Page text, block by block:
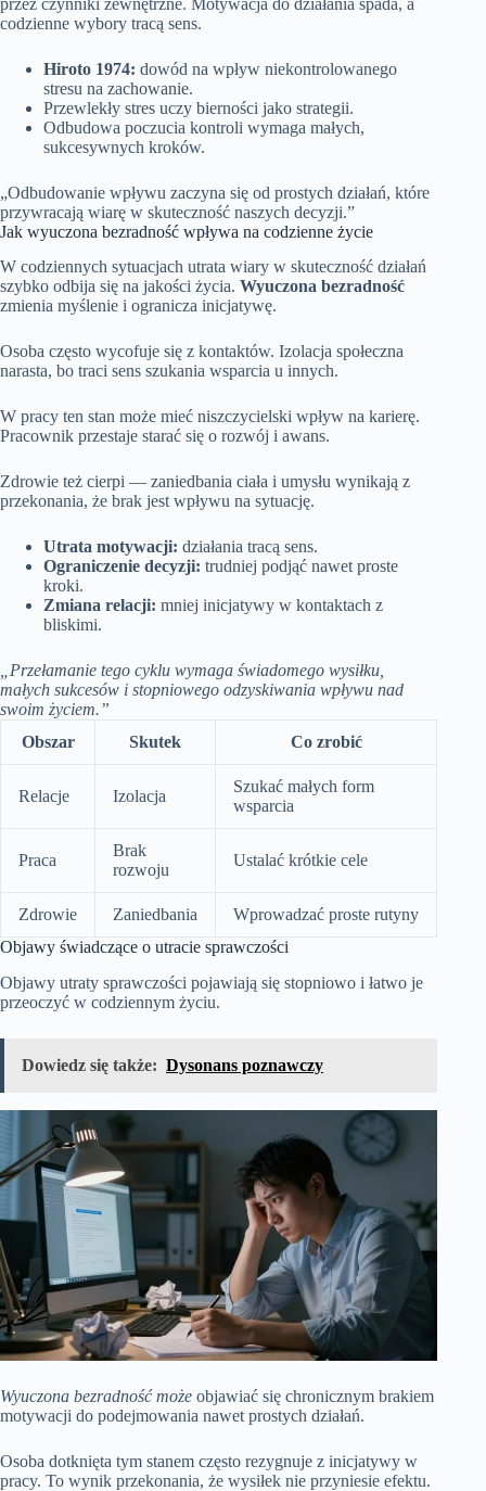
codzienne wybory tracą sens.
Hiroto 1974: dowód na wpływ niekontrolowanego
stresu na zachowanie.
Przewlekły stres uczy bierności jako strategii.
Odbudowa poczucia kontroli wymaga małych,
sukcesywnych kroków.
„Odbudowanie wpływu zaczyna się od prostych działań, które
przywracają wiarę w skuteczność naszych decyzji.”
Jak wyuczona bezradność wpływa na codzienne życie
W codziennych sytuacjach utrata wiary w skuteczność działań
szybko odbija się na jakości życia. Wyuczona bezradność
zmienia myślenie i ogranicza inicjatywę.
Osoba często wycofuje się z kontaktów. Izolacja społeczna
narasta, bo traci sens szukania wsparcia u innych.
W pracy ten stan może mieć niszczycielski wpływ na karierę.
Pracownik przestaje starać się o rozwój i awans.
Zdrowie też cierpi — zaniedbania ciała i umysłu wynikają z
przekonania, że brak jest wpływu na sytuację.
Utrata motywacji: działania tracą sens.
Ograniczenie decyzji: trudniej podjąć nawet proste
kroki.
Zmiana relacji: mniej inicjatywy w kontaktach z
bliskimi.
„Przełamanie tego cyklu wymaga świadomego wysiłku,
małych sukcesów i stopniowego odzyskiwania wpływu nad
swoim życiem.”
Obszar
Skutek Co zrobić
Relacje Izolacja
Szukać małych form
wsparcia
Praca
Brak
rozwoju
Ustalać krótkie cele
Zdrowie Zaniedbania
Wprowadzać proste rutyny
Objawy świadczące o utracie sprawczości
Objawy utraty sprawczości pojawiają się stopniowo i łatwo je
przeoczyć w codziennym życiu.
Dowiedz się także: Dysonans poznawczy
Wyuczona bezradność może objawiać się chronicznym brakiem
motywacji do podejmowania nawet prostych działań.
Osoba dotknięta tym stanem często rezygnuje z inicjatywy w
pracy. To wynik przekonania, że wysiłek nie przyniesie efektu.